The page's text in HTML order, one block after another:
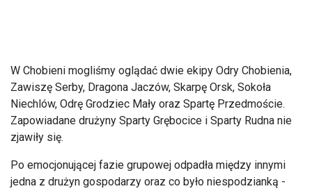
W Chobieni mogliśmy oglądać dwie ekipy Odry Chobienia,
Zawiszę Serby, Dragona Jaczów, Skarpę Orsk, Sokoła
Niechlów, Odrę Grodziec Mały oraz Spartę Przedmoście.
Zapowiadane drużyny Sparty Grębocice i Sparty Rudna nie
zjawiły się.
Po emocjonującej fazie grupowej odpadła między innymi
jedna z drużyn gospodarzy oraz co było niespodzianką -